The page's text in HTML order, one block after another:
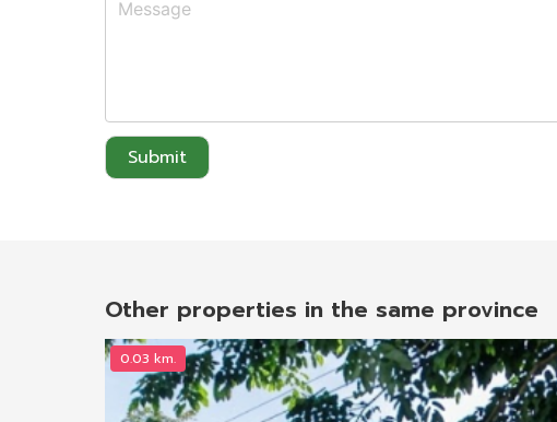
Submit
Other properties in the same province
0.03 km.